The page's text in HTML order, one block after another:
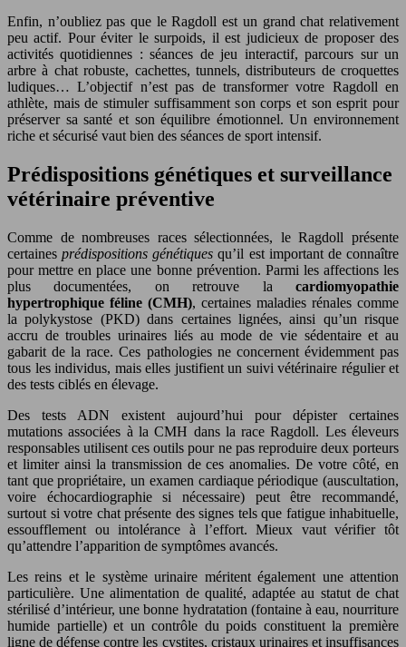
Enfin, n’oubliez pas que le Ragdoll est un grand chat relativement
peu actif. Pour éviter le surpoids, il est judicieux de proposer des
activités quotidiennes : séances de jeu interactif, parcours sur un
arbre à chat robuste, cachettes, tunnels, distributeurs de croquettes
ludiques… L’objectif n’est pas de transformer votre Ragdoll en
athlète, mais de stimuler suffisamment son corps et son esprit pour
préserver sa santé et son équilibre émotionnel. Un environnement
riche et sécurisé vaut bien des séances de sport intensif.
Prédispositions génétiques et surveillance
vétérinaire préventive
Comme de nombreuses races sélectionnées, le Ragdoll présente
certainesprédispositions génétiques qu’il est important de connaître
pour mettre en place une bonne prévention. Parmi les affections les
plus documentées, on retrouve la cardiomyopathie
hypertrophique féline (CMH), certaines maladies rénales comme
la polykystose (PKD) dans certaines lignées, ainsi qu’un risque
accru de troubles urinaires liés au mode de vie sédentaire et au
gabarit de la race. Ces pathologies ne concernent évidemment pas
tous les individus, mais elles justifient un suivi vétérinaire régulier et
des tests ciblés en élevage.
Des tests ADN existent aujourd’hui pour dépister certaines
mutations associées à la CMH dans la race Ragdoll. Les éleveurs
responsables utilisent ces outils pour ne pas reproduire deux porteurs
et limiter ainsi la transmission de ces anomalies. De votre côté, en
tant que propriétaire, un examen cardiaque périodique (auscultation,
voire échocardiographie si nécessaire) peut être recommandé,
surtout si votre chat présente des signes tels que fatigue inhabituelle,
essoufflement ou intolérance à l’effort. Mieux vaut vérifier tôt
qu’attendre l’apparition de symptômes avancés.
Les reins et le système urinaire méritent également une attention
particulière. Une alimentation de qualité, adaptée au statut de chat
stérilisé d’intérieur, une bonne hydratation (fontaine à eau, nourriture
humide partielle) et un contrôle du poids constituent la première
ligne de défense contre les cystites, cristaux urinaires et insuffisances